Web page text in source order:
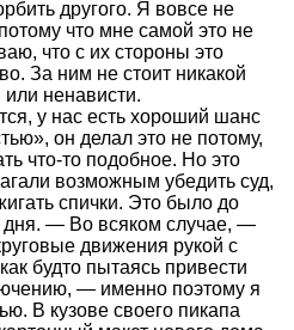
другого. Я вовсе не
что мне самой это не
что с их стороны это
За ним не стоит никакой
или ненависти.
у нас есть хороший шанс
он делал это не потому,
что-то подобное. Но это
возможным убедить суд,
спички. Это было до
дня. — Во всяком случае, —
движения рукой с
будто пытаясь привести
— именно поэтому я
В кузове своего пикапа